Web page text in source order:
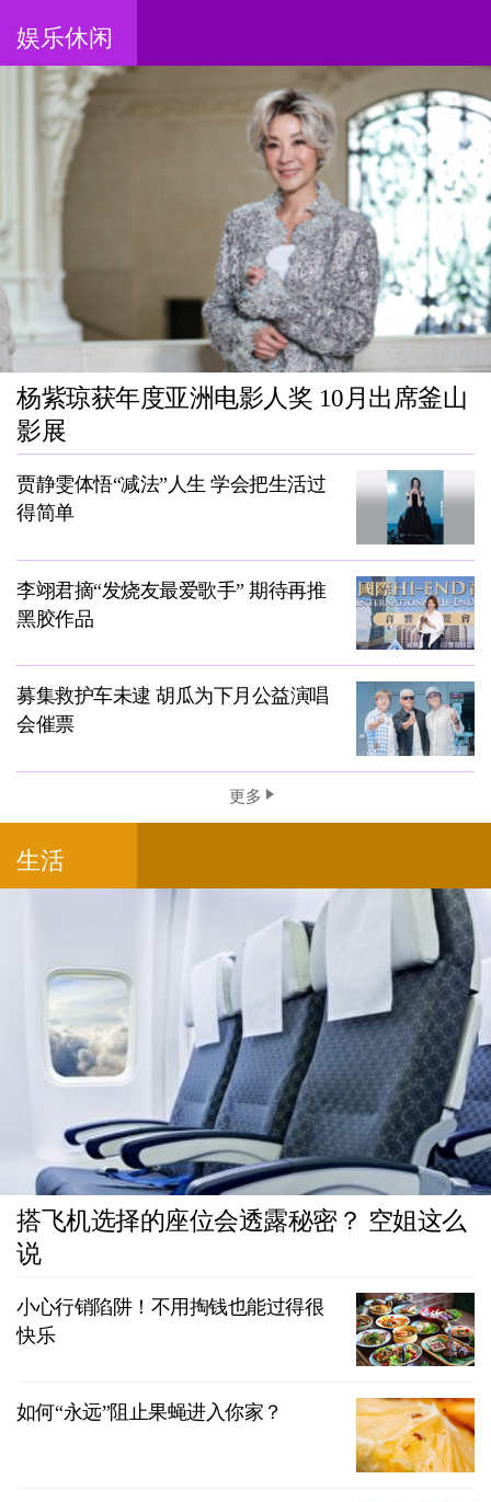
娱乐休闲
杨紫琼获年度亚洲电影人奖 10月出席釜山
影展
贾静雯体悟“减法”人生 学会把生活过
得简单
李翊君摘“发烧友最爱歌手” 期待再推
黑胶作品
募集救护车未逮 胡瓜为下月公益演唱
会催票
更多
生活
搭飞机选择的座位会透露秘密？ 空姐这么
说
小心行销陷阱！不用掏钱也能过得很
快乐
如何“永远”阻止果蝇进入你家？